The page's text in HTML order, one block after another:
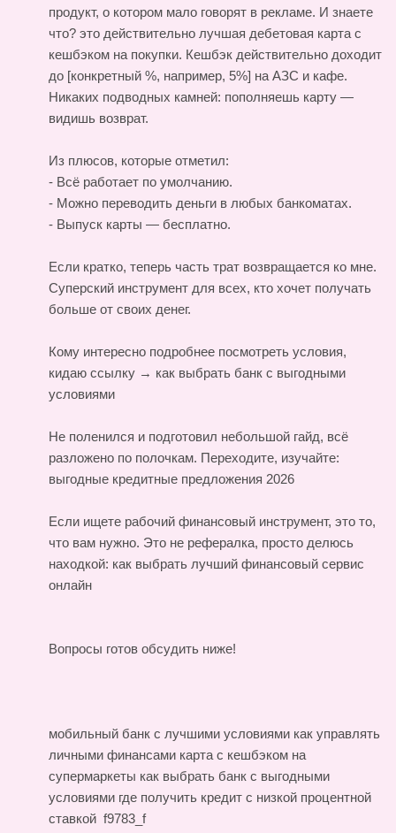
продукт, о котором мало говорят в рекламе. И знаете
что? это действительно лучшая дебетовая карта с
кешбэком на покупки. Кешбэк действительно доходит
до [конкретный %, например, 5%] на АЗС и кафе.
Никаких подводных камней: пополняешь карту —
видишь возврат.
Из плюсов, которые отметил:
- Всё работает по умолчанию.
- Можно переводить деньги в любых банкоматах.
- Выпуск карты — бесплатно.
Если кратко, теперь часть трат возвращается ко мне.
Суперский инструмент для всех, кто хочет получать
больше от своих денег.
Кому интересно подробнее посмотреть условия,
кидаю ссылку → как выбрать банк с выгодными
условиями
Не поленился и подготовил небольшой гайд, всё
разложено по полочкам. Переходите, изучайте:
выгодные кредитные предложения 2026
Если ищете рабочий финансовый инструмент, это то,
что вам нужно. Это не рефералка, просто делюсь
находкой: как выбрать лучший финансовый сервис
онлайн
Вопросы готов обсудить ниже!
мобильный банк с лучшими условиями как управлять
личными финансами карта с кешбэком на
супермаркеты как выбрать банк с выгодными
условиями где получить кредит с низкой процентной
ставкой f9783_f